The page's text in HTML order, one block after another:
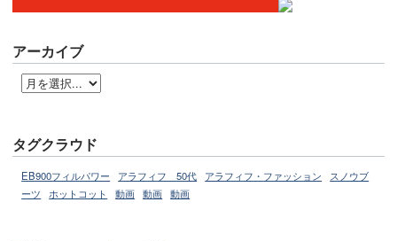
アーカイブ
タグクラウド
EB900フィルパワー アラフィフ 50代 アラフィフ・ファッション
スノウブ
ーツ
ホットコット 動画 動画 動画